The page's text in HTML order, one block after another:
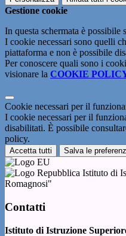
Gestione cookie
In questa schermata è
I cookie necessari sono quelli
piattaforma e non è possibile
Per conoscere quali sono i
visionare la COOKIE
Cookie necessari per il
I cookie necessari per il
disabilitati. È possibile
policy.
Accetta tutti Salva le
Istituto di
Romagnosi"
Contatti
Istituto di Istruzione